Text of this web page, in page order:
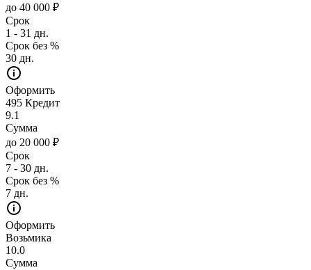
до 40 000 ₽
Срок
1 - 31 дн.
Срок без %
30 дн.
Оформить
495 Кредит
9.1
Сумма
до 20 000 ₽
Срок
7 - 30 дн.
Срок без %
7 дн.
Оформить
Возьмика
10.0
Сумма